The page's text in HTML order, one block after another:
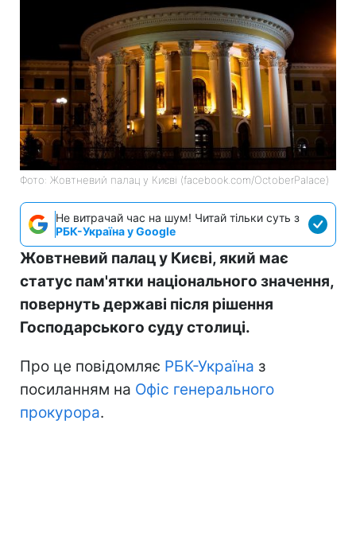
Фото: Жовтневий палац у Києві (facebook.com/OctoberPalace)
Не витрачай час на шум! Читай тільки суть з
РБК-Україна у Google
Жовтневий палац у Києві, який має
статус пам'ятки національного значення,
повернуть державі після рішення
Господарського суду столиці.
Про це повідомляє РБК-Україна з
посиланням на Офіс генерального
прокурора.